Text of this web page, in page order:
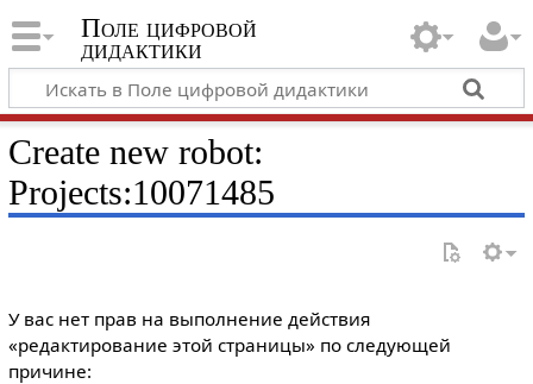
Поле цифровой
дидактики
Create new robot:
Projects:10071485
У вас нет прав на выполнение действия
«редактирование этой страницы» по следующей
причине: